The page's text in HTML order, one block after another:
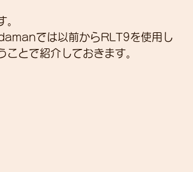
。
では以前からRLT9を使用し
とで紹介しておきます。